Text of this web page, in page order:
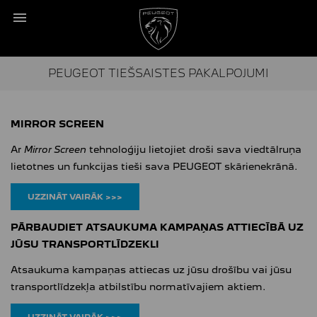
PEUGEOT TIEŠSAISTES PAKALPOJUMI
MIRROR SCREEN
Ar Mirror Screen tehnoloģiju lietojiet droši sava viedtālruņa
lietotnes un funkcijas tieši sava PEUGEOT skārienekrānā.
UZZINĀT VAIRĀK >>>
PĀRBAUDIET ATSAUKUMA KAMPAŅAS ATTIECĪBĀ UZ
JŪSU TRANSPORTLĪDZEKLI
Atsaukuma kampaņas attiecas uz jūsu drošību vai jūsu
transportlīdzekļa atbilstību normatīvajiem aktiem.